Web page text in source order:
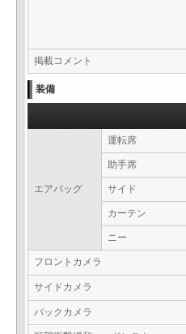
掲載コメント
装備
エアバッグ
運転席
助手席
サイド
カーテン
ニー
フロントカメラ
サイドカメラ
バックカメラ